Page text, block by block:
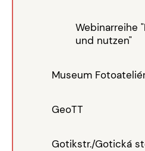
Webinarreihe
und nutzen"
Museum
GeoTT
Gotikstr./Gotická